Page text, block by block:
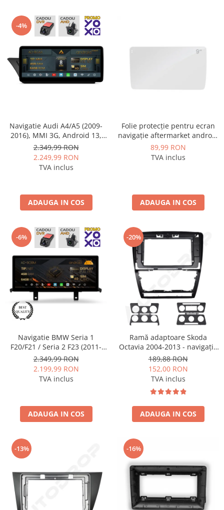
-4%
Navigatie Audi A4/A5 (2009-
2016), MMI 3G, Android 13,
MB-Octacore, 4GB RAM +
64GB ROM, 12.3 Inch - AD-
BGAA12004H+AD-
2.349,99 RON
2.249,99 RON
TVA inclus
ADAUGA IN COS
Folie protecție pentru ecran
navigație aftermarket android
9 inch - AD-BGCF9
89,99 RON
TVA inclus
ADAUGA IN COS
-6%
Navigatie BMW Seria 1
F20/F21 / Seria 2 F23 (2011-
2016), Varianta NBT, Android
13, BM-Octacore / 4GB RAM +
64GB ROM, 12.3" Inch - AD-
2.349,99 RON
2.199,99 RON
TVA inclus
ADAUGA IN COS
-20%
Ramă adaptoare Skoda
Octavia 2004-2013 - navigație
Android 10.1″, montaj dedicat
189,88 RON
152,00 RON
TVA inclus
ADAUGA IN COS
-13% -16%